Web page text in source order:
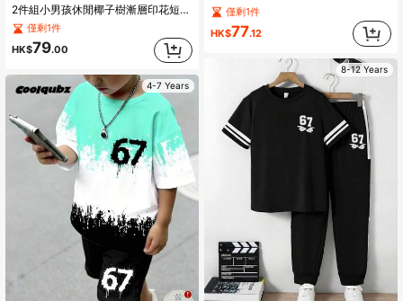
2件組小男孩休閒椰子樹漸層印花短袖T恤與短褲套裝，舒適春夏季日常穿著
僅剩1件
HK$79.00
4-7 Years
僅剩1件
HK$77.12
8-12 Years